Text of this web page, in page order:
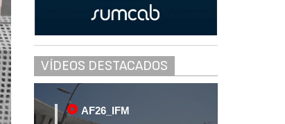
VÍDEOS DESTACADOS
AF26_IFM